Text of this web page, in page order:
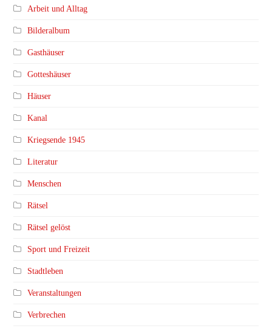
Arbeit und Alltag
Bilderalbum
Gasthäuser
Gotteshäuser
Häuser
Kanal
Kriegsende 1945
Literatur
Menschen
Rätsel
Rätsel gelöst
Sport und Freizeit
Stadtleben
Veranstaltungen
Verbrechen